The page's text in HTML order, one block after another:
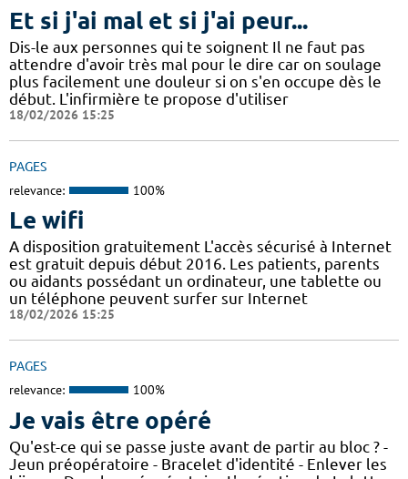
Et si j'ai mal et si j'ai peur...
Dis-le aux personnes qui te soignent Il ne faut pas
attendre d'avoir très mal pour le dire car on soulage
plus facilement une douleur si on s'en occupe dès le
début. L'infirmière te propose d'utiliser
18/02/2026 15:25
PAGES
relevance: 100%
Le wifi
A disposition gratuitement L'accès sécurisé à Internet
est gratuit depuis début 2016. Les patients, parents
ou aidants possédant un ordinateur, une tablette ou
un téléphone peuvent surfer sur Internet
18/02/2026 15:25
PAGES
relevance: 100%
Je vais être opéré
Qu'est-ce qui se passe juste avant de partir au bloc ? -
Jeun préopératoire - Bracelet d'identité - Enlever les